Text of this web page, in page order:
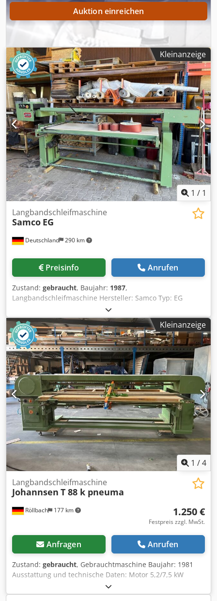
Auktion einreichen
Kleinanzeige
1 / 1
Deutschland 290 km
Langbandschleifmaschine
Samco EG
Preisinfo Anrufen
Zustand: gebraucht, Baujahr: 1987,
Langbandschleifmaschine Hersteller: Samco Typ: EG
Codexdnrgjpfx Ah Eerf Baujahr: 1987 Schleiflänge: 3.000
mm Inkl. Ersatzbänder ä3826
Kleinanzeige
1 /4
Röllbach 177 km
Langbandschleifmaschine
Johannsen T 88 k pneuma
1.250 €
Festpreis zzgl. MwSt.
Anfragen Anrufen
Zustand: gebraucht, Gebrauchtmaschine Baujahr: 1981
Ausstattung und technische Daten: Motor 5,2/7,5 kW
polumschaltbar 750/1500 Upm Bandgeschwindigkeiten 11
und 22 m/sec mit angeflanschtem Gebläsemotor 2,2 kW